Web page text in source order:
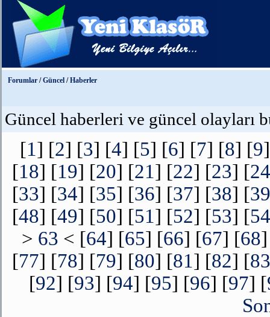
Forumlar /Güncel /Haberler
Güncel haberleri ve güncel olayları
[1] [2] [3] [4] [5] [6] [7] [8] [9
[18] [19] [20] [21] [22] [23] [24
[33] [34] [35] [36] [37] [38] [39
[48] [49] [50] [51] [52] [53] [54
> 63 < [64] [65] [66] [67] [68
[77] [78] [79] [80] [81] [82] [83
[92] [93] [94] [95] [96] [97] [